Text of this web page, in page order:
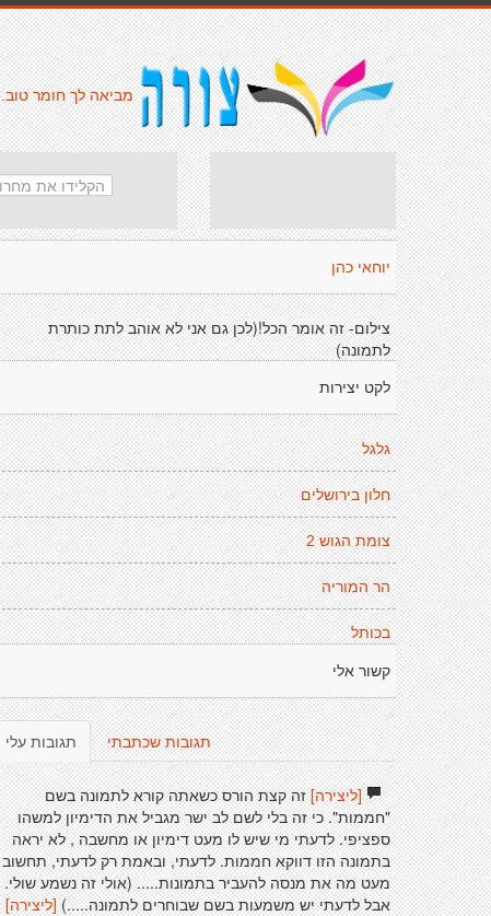
מביאה לך חומר טוב.
יוחאי כהן
צילום- זה אומר הכל!(לכן גם אני לא אוהב לתת כותרת
לתמונה)
לקט יצירות
גלגל
חלון בירושלים
צומת הגוש 2
הר המוריה
בכותל
קשור אלי
תגובות עלי תגובות שכתבתי
[ליצירה]זה קצת הורס כשאתה קורא לתמונה בשם
"חממות". כי זה בלי לשם לב ישר מגביל את הדימיון למשהו
ספציפי. לדעתי מי שיש לו מעט דימיון או מחשבה , לא יראה
בתמונה הזו דווקא חממות. לדעתי, ובאמת רק לדעתי, תחשוב
מעט מה את מנסה להעביר בתמונות..... (אולי זה נשמע שולי.
אבל לדעתי יש משמעות בשם שבוחרים לתמונה.....) [ליצירה]